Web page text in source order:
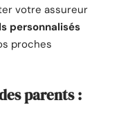
votre assureur
personnalisés
proches
parents :